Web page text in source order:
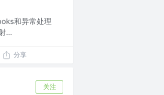
和异常处理
...
分享
关注